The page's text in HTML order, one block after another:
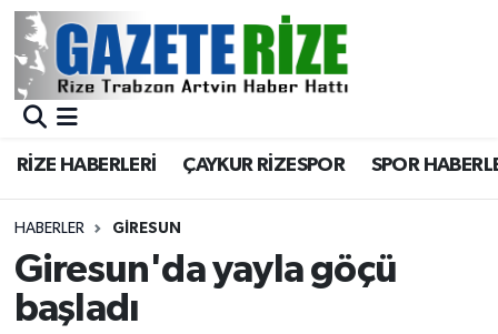
RİZE HABERLERİ ÇAYKUR RİZESPOR SPOR
HABERLER GIRESUN
Giresun'da yayla göçü
başladı
BÖLGEMİZ
Asayiş
Rize Jandarma Komutanlığı
Bilim Teknoloji
Merkez Nöbetçi Eczaneler
Merkez Trafik Yoğunluk Haritası
Süper Lig Puan Durumu ve Fikstür
Tüm Manşetler